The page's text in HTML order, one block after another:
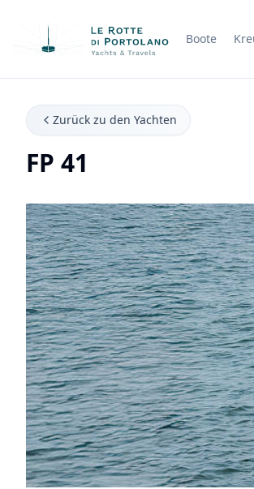
Firmenname Boote
Zurück zu den Yachten
FP 41